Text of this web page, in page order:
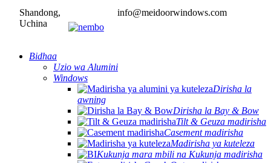
Shandong,
Uchina
info@meidoorwindows.com
Bidhaa
Uzio wa Alumini
Windows
Dirisha la
awning
Dirisha la Bay & Bow
Tilt & Geuza madirisha
Casement madirisha
Madirisha ya kuteleza
Kukunja mara mbili na Kukunja madirisha